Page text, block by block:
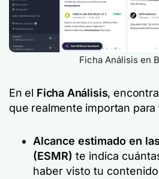
Ficha Análisis en
En el Ficha Análisis,
que realmente importan para
Alcance estimado en
(ESMR) te indica
haber visto tu